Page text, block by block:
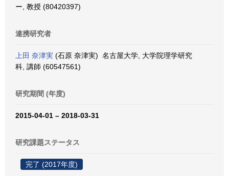
ー, 教授 (80420397)
連携研究者
上田 奈津実 (石原 奈津実) 名古屋大学, 大学院理学研究
科, 講師 (60547561)
研究期間 (年度)
2015-04-01 – 2018-03-31
研究課題ステータス
完了 (2017年度)